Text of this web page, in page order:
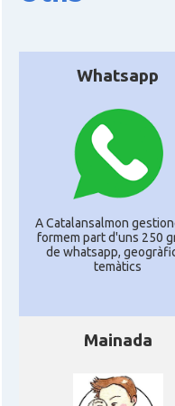
CAMON
CAMON
CAMON
Casal
Casal
Casal
Whatsapp
A Catalansalmon
formem part d'uns 250
de whatsapp,
temàtics
Mainada